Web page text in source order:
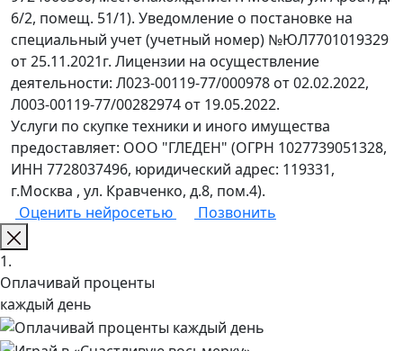
6/2, помещ. 51/1). Уведомление о постановке на
специальный учет (учетный номер) №ЮЛ7701019329
от 25.11.2021г. Лицензии на осуществление
деятельности: Л023-00119-77/000978 от 02.02.2022,
Л003-00119-77/00282974 от 19.05.2022.
Услуги по скупке техники и иного имущества
предоставляет: ООО "ГЛЕДЕН" (ОГРН 1027739051328,
ИНН 7728037496, юридический адрес: 119331,
г.Москва , ул. Кравченко, д.8, пом.4).
Оценить нейросетью
Позвонить
1.
Оплачивай проценты
каждый день